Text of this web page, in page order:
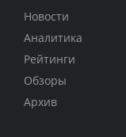
Новости
Аналитика
Рейтинги
Обзоры
Архив